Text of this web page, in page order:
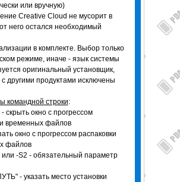
или вручную)
Creative Cloud не мусорит в
него остался необходимый
в комплекте. Выбор только
режиме, иначе - язык системы
оригинальный установщик,
другими продуктами исключены
командной строки:
скрыть окно с прогрессом
временных файлов
окно с прогрессом распаковки
файлов
или -S2 - обязательный параметр
- указать место установки